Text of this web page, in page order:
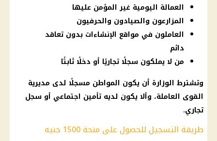
العمالة اليومية غير المؤمن عليها
المزارعون والصيادون والحرفيون
العاملون في مواقع الإنشاءات بدون تعاقد
دائم
من لا يملكون سجلًا تجاريًا أو دخلًا ثابتًا
وتشترط الوزارة أن يكون المواطن مسجلًا لدى مديرية
القوى العاملة، وألا يكون لديه تأمين اجتماعي أو سجل
تجاري.
طريقة التسجيل للحصول على منحة 1500 جنيه